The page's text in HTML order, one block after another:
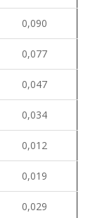
0,090
0,077
0,047
0,034
0,012
0,019
0,029